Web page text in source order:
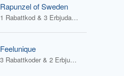
Rapunzel of Sweden
1 Rabattkod & 3 Erbjudanden
Feelunique
3 Rabattkoder & 2 Erbjudanden